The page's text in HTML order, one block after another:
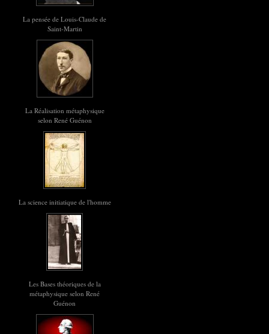
La pensée de Louis-Claude de
Saint-Martin
La Réalisation métaphysique
selon René Guénon
La science initiatique de l'homme
Les Bases théoriques de la
métaphysique selon René
Guénon